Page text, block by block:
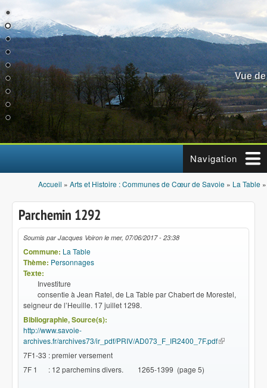
Aller au contenu principal
Vue
Navigation
Vous êtes ici
Accueil » Arts et Histoire : Communes de Cœur de Savoie » La Table
Parchemin 1292
Soumis parJacques Voiron le mer, 07/06/2017 - 23:38
Commune: La Table
Thème: Personnages
Texte:
Investiture
consentie à Jean Ratel, de La Table parChabert de Morestel,
seigneur de l’Heuille. 17 juillet 1298.
Bibliographie, Source(s):
http://www.savoie-
archives.fr/archives73/ir_pdf/PRIV/AD073_F_IR2400_7F.pdf(le lien est
7F1-33 : premier versement
7F 1 : 12 parchemins divers. 1265-1399 (page 5)